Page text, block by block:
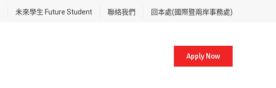
未來學生 Future Student 聯絡我們 回本處(國際暨兩岸事務處)
Apply Now